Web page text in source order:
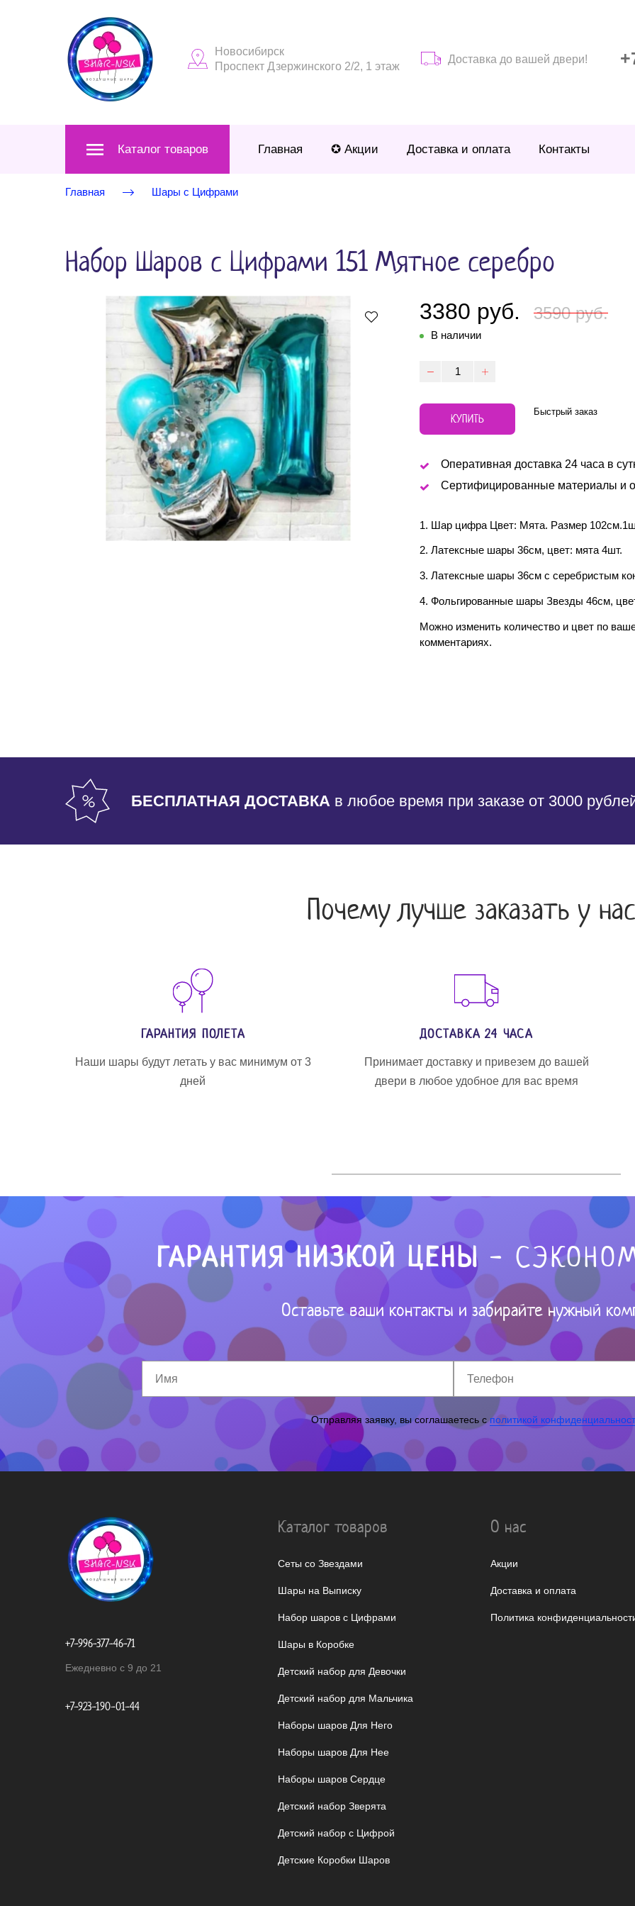
Новосибирск
Проспект Дзержинского 2/2, 1 этаж
Доставка до вашей двери!
Каталог товаров Главная ✪ Акции Доставка и оплата Контакты
Главная Шары с Цифрами
Набор Шаров с Цифрами 151 Мятное серебро
3380 руб. 3590 руб.
В наличии
КУПИТЬ Быстрый заказ
Оперативная доставка 24 часа в
Сертифицированные материалы и
1. Шар цифра Цвет: Мята. Размер
2. Латексные шары 36см, цвет: мята 4шт.
3. Латексные шары 36см с серебристым
4. Фольгированные шары Звезды 46см,
Можно изменить количество и цвет по
комментариях.
БЕСПЛАТНАЯ ДОСТАВКА в любое время при заказе от 3000
Почему лучше заказать у
ГАРАНТИЯ ПОЛЕТА
Наши шары будут летать у вас минимум от 3
дней
ДОСТАВКА 24 ЧАСА
Принимает доставку и привезем до вашей
двери в любое удобное для вас время
ГАРАНТИЯ НИЗКОЙ ЦЕНЫ -
Оставьте ваши контакты и забирайте нужный
Отправляя заявку, вы соглашаетесь сполитикой
+7-996-377-46-71
Ежедневно с 9 до 21
+7-923-190-01-44
Каталог товаров
Сеты со Звездами
Шары на Выписку
Набор шаров с Цифрами
Шары в Коробке
Детский набор для Девочки
Детский набор для Мальчика
Наборы шаров Для Него
Наборы шаров Для Нее
Наборы шаров Сердце
Детский набор Зверята
Детский набор с Цифрой
Детские Коробки Шаров
О нас
Акции
Доставка и оплата
Политика